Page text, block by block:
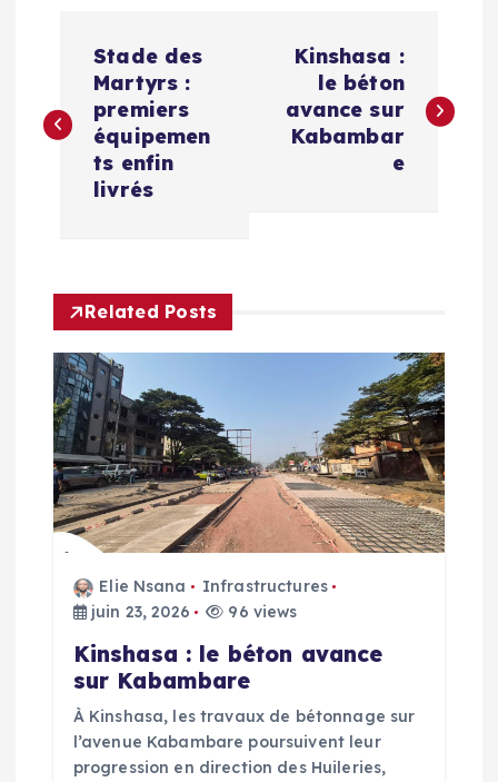
v
a
t
o
n
Stade des
Martyrs :
premiers
équipemen
ts enfin
livrés
Kinshasa :
le béton
avance sur
Kabambar
e
Related Posts
Elie Nsana
Infrastructures
juin 23, 2026
96 views
Kinshasa : le béton avance
sur Kabambare
À Kinshasa, les travaux de bétonnage sur
l’avenue Kabambare poursuivent leur
progression en direction des Huileries,